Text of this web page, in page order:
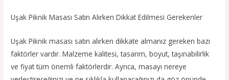
Uşak Piknik Masası Satın Alırken Dikkat Edilmesi Gerekenler
Uşak Piknik masası satın alırken dikkate almanız gereken bazı
faktörler vardır. Malzeme kalitesi, tasarım, boyut, taşınabilirlik
ve fiyat tüm önemli faktörlerdir. Ayrıca, masayı nereye